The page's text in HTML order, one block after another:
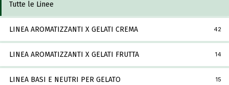
Tutte le Linee
LINEA AROMATIZZANTI X GELATI CREMA 42
LINEA AROMATIZZANTI X GELATI FRUTTA 14
LINEA BASI E NEUTRI PER GELATO 15